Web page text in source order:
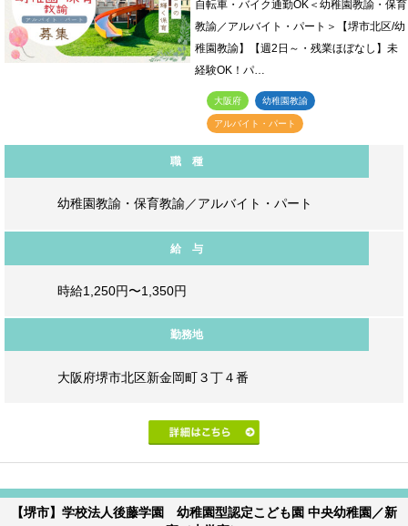
自転車・バイク通勤OK＜幼稚園教諭・保育
教諭／アルバイト・パート＞【堺市北区/幼
稚園教諭】【週2日～・残業ほぼなし】未
経験OK！パ…
大阪府 幼稚園教諭
アルバイト・パート
職 種
幼稚園教諭・保育教諭／アルバイト・パート
給 与
時給1,250円〜1,350円
勤務地
大阪府堺市北区新金岡町３丁４番
【堺市】学校法人後藤学園 幼稚園型認定こども園 中央幼稚園／新